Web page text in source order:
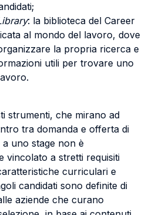
: la biblioteca del Career
al mondo del lavoro, dove
la propria ricerca e
utili per trovare uno
strumenti, che mirano ad
tra domanda e offerta di
uno stage non è
vincolato a stretti requisiti
curriculari e
candidati sono definite di
aziende che curano